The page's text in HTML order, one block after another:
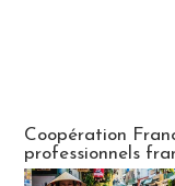
Coopération
professionnels